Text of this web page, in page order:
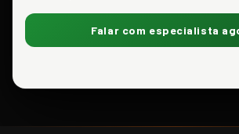
Falar com especialista